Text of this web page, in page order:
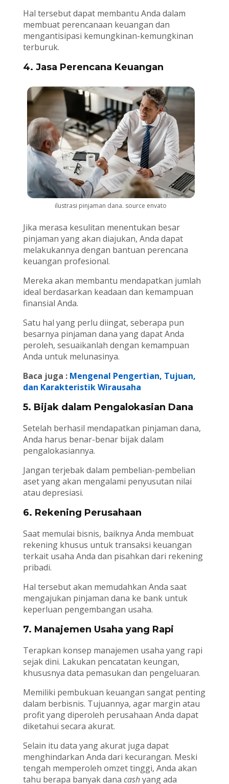
Hal tersebut dapat membantu Anda dalam
membuat perencanaan keuangan dan
mengantisipasi kemungkinan-kemungkinan
terburuk.
4. Jasa Perencana Keuangan
ilustrasi pinjaman dana. source envato
Jika merasa kesulitan menentukan besar
pinjaman yang akan diajukan, Anda dapat
melakukannya dengan bantuan perencana
keuangan profesional.
Mereka akan membantu mendapatkan jumlah
ideal berdasarkan keadaan dan kemampuan
finansial Anda.
Satu hal yang perlu diingat, seberapa pun
besarnya pinjaman dana yang dapat Anda
peroleh, sesuaikanlah dengan kemampuan
Anda untuk melunasinya.
Baca juga : Mengenal Pengertian, Tujuan,
dan Karakteristik Wirausaha
5. Bijak dalam Pengalokasian Dana
Setelah berhasil mendapatkan pinjaman dana,
Anda harus benar-benar bijak dalam
pengalokasiannya.
Jangan terjebak dalam pembelian-pembelian
aset yang akan mengalami penyusutan nilai
atau depresiasi.
6. Rekening Perusahaan
Saat memulai bisnis, baiknya Anda membuat
rekening khusus untuk transaksi keuangan
terkait usaha Anda dan pisahkan dari rekening
pribadi.
Hal tersebut akan memudahkan Anda saat
mengajukan pinjaman dana ke bank untuk
keperluan pengembangan usaha.
7. Manajemen Usaha yang Rapi
Terapkan konsep manajemen usaha yang rapi
sejak dini. Lakukan pencatatan keungan,
khususnya data pemasukan dan pengeluaran.
Memiliki pembukuan keuangan sangat penting
dalam berbisnis. Tujuannya, agar margin atau
profit yang diperoleh perusahaan Anda dapat
diketahui secara akurat.
Selain itu data yang akurat juga dapat
menghindarkan Anda dari kecurangan. Meski
tengah memperoleh omzet tinggi, Anda akan
tahu berapa banyak dana cashyang ada